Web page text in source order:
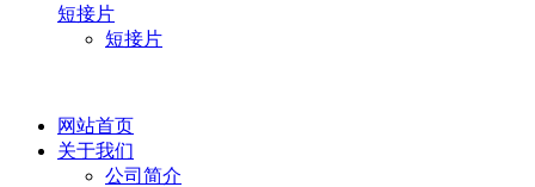
短接片
短接片
网站首页
关于我们
公司简介